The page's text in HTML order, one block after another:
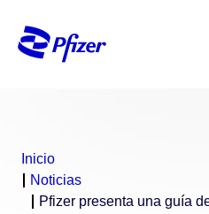
Inicio
Noticias
Pfizer presenta una guía